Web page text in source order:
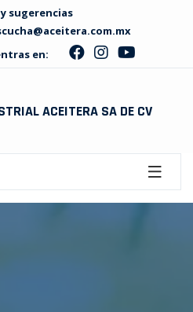
sugerencias
en:
ACEITERA SA DE CV